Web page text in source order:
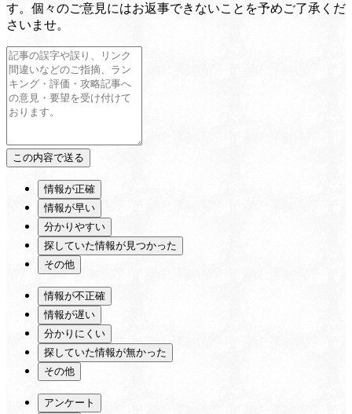
す。個々のご意見にはお返事できないことを予めご了承くだ
さいませ。
情報が正確
情報が早い
分かりやすい
探していた情報が見つかった
その他
情報が不正確
情報が遅い
分かりにくい
探していた情報が無かった
その他
アンケート